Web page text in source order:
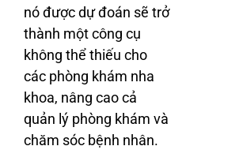
nó được dự đoán sẽ trở
thành một công cụ
không thể thiếu cho
các phòng khám nha
khoa, nâng cao cả
quản lý phòng khám và
chăm sóc bệnh nhân.